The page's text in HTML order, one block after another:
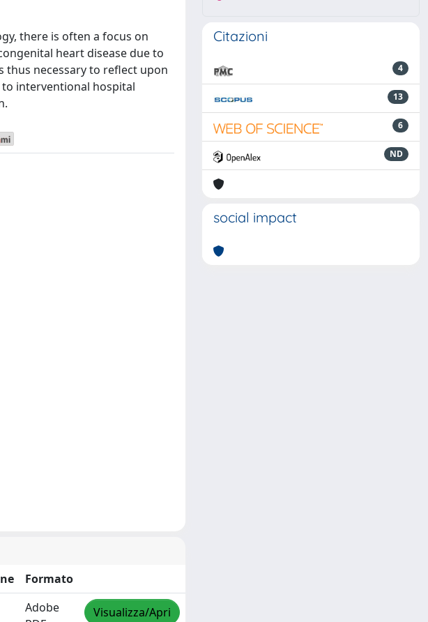
there is often a focus on
heart disease due to
thus necessary to reflect upon
interventional hospital
Formato
Adobe
Visualizza/Apri
Citazioni
4
13
6
ND
social impact